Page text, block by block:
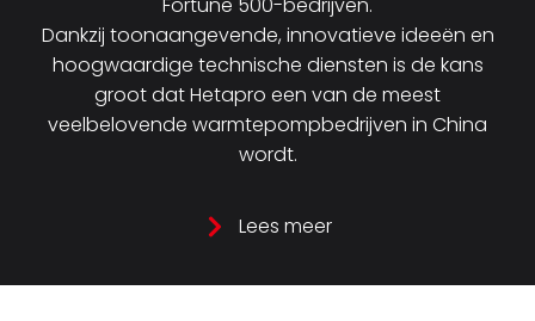
Dankzij toonaangevende, innovatieve ideeën en
hoogwaardige technische diensten is de kans
groot dat Hetapro een van de meest
veelbelovende warmtepompbedrijven in China
wordt.
Lees meer